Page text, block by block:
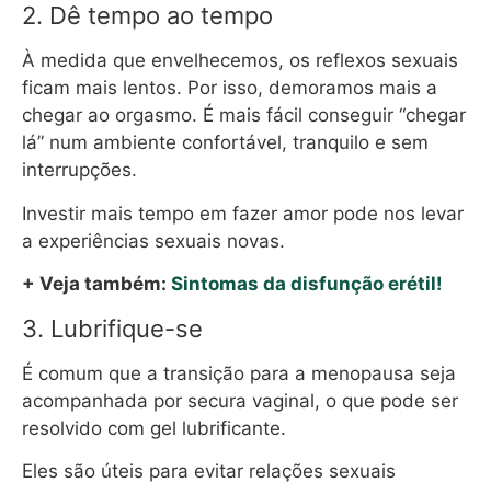
2. Dê tempo ao tempo
À medida que envelhecemos, os reflexos sexuais
ficam mais lentos. Por isso, demoramos mais a
chegar ao orgasmo. É mais fácil conseguir “chegar
lá” num ambiente confortável, tranquilo e sem
interrupções.
Investir mais tempo em fazer amor pode nos levar
a experiências sexuais novas.
+ Veja também: Sintomas da disfunção erétil!
3. Lubrifique-se
É comum que a transição para a menopausa seja
acompanhada por secura vaginal, o que pode ser
resolvido com gel lubrificante.
Eles são úteis para evitar relações sexuais